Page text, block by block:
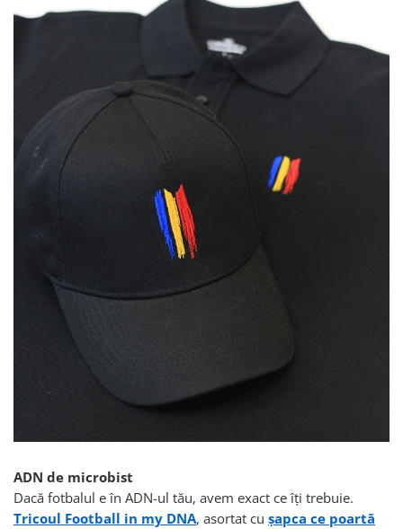
ADN de microbist
Dacă fotbalul e în ADN-ul tău, avem exact ce îţi trebuie.
Tricoul Football in my DNA, asortat cu şapca ce poartă